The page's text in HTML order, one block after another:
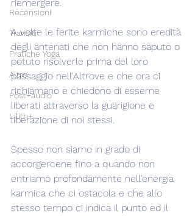
Recensioni
Transiti
Pratiche Yoga
Altro
Post+audio
Lilith+
riemergere.
A volte le ferite karmiche sono eredità
degli antenati che non hanno saputo o
potuto risolverle prima del loro
passaggio nell'Altrove e che ora ci
richiamano e chiedono di esserne
liberati attraverso la guarigione e
liberazione di noi stessi.
Spesso non siamo in grado di
accorgercene fino a quando non
entriamo profondamente nell'energia
karmica che ci ostacola e che allo
stesso tempo ci indica il punto ed il